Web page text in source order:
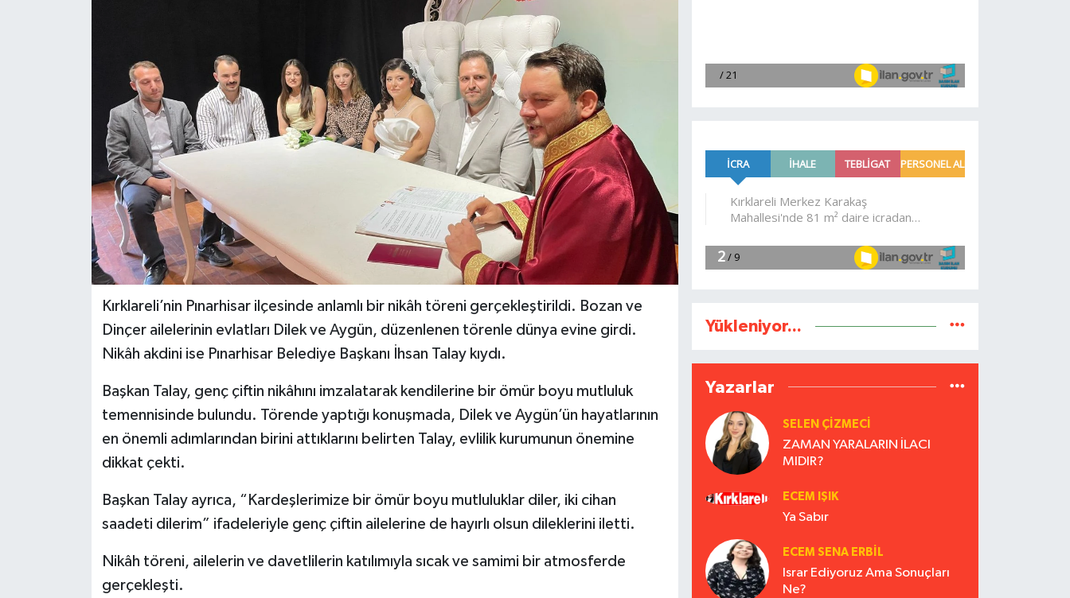
Kırklareli’nin Pınarhisar ilçesinde anlamlı bir nikâh töreni gerçekleştirildi. Bozan ve
Dinçer ailelerinin evlatları Dilek ve Aygün, düzenlenen törenle dünya evine girdi.
Nikâh akdini ise Pınarhisar Belediye Başkanı İhsan Talay kıydı.
Başkan Talay, genç çiftin nikâhını imzalatarak kendilerine bir ömür boyu mutluluk
temennisinde bulundu. Törende yaptığı konuşmada, Dilek ve Aygün’ün hayatlarının
en önemli adımlarından birini attıklarını belirten Talay, evlilik kurumunun önemine
dikkat çekti.
Başkan Talay ayrıca, “Kardeşlerimize bir ömür boyu mutluluklar diler, iki cihan
saadeti dilerim” ifadeleriyle genç çiftin ailelerine de hayırlı olsun dileklerini iletti.
Nikâh töreni, ailelerin ve davetlilerin katılımıyla sıcak ve samimi bir atmosferde
gerçekleşti.
Yükleniyor...
Yazarlar
SELEN ÇİZMECİ
ZAMAN YARALARIN İLACI
MIDIR?
ECEM IŞIK
Ya Sabır
ECEM SENA ERBIL
Israr Ediyoruz Ama Sonuçları
Ne?